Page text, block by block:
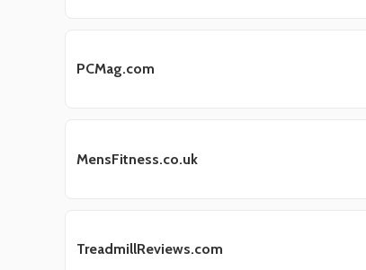
PCMag.com
MensFitness.co.uk
TreadmillReviews.com